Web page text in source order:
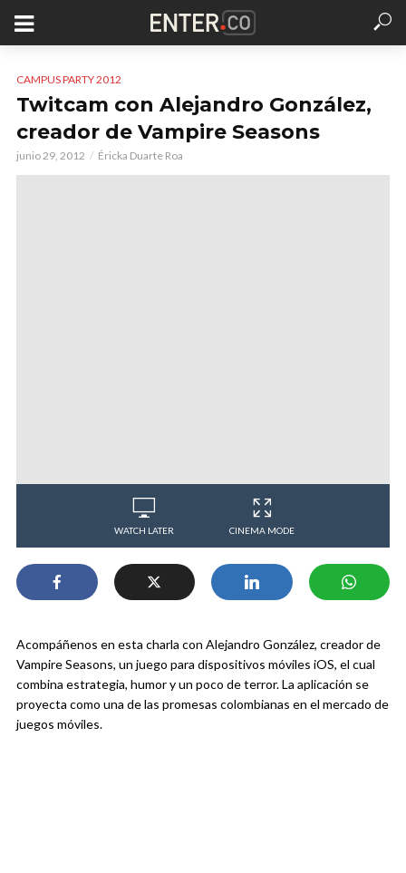
CAMPUS PARTY 2012
Twitcam con Alejandro González,
creador de Vampire Seasons
junio 29, 2012 Éricka Duarte Roa
WATCH LATER CINEMA MODE
Acompáñenos en esta charla con Alejandro González, creador de
Vampire Seasons, un juego para dispositivos móviles iOS, el cual
combina estrategia, humor y un poco de terror. La aplicación se
proyecta como una de las promesas colombianas en el mercado de
juegos móviles.